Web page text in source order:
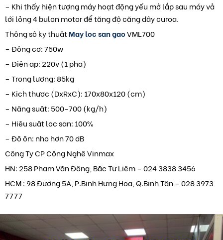
– Khi thấy hiện tượng máy hoạt động yếu mở lắp sau máy vả
lới lỏng 4 bulon motor để tăng độ căng dây curoa.
Thông sô ky thuâtMay loc san gaoVML700
– Đông cơ: 750w
– Điên ap: 220v (1 pha)
– Trong lương: 85kg
– Kich thươc (DxRxC): 170x80x120 (cm)
– Năng suât: 500-700 (kg/h)
– Hiêu suât loc san: 100%
– Đô ôn: nho hơn 70 dB
Công Ty CP Công Nghê Vinmax
HN: 258 Pham Văn Đông, Băc Tư Liêm – 024 3838 3456
HCM : 98 Đương 5A, P.Binh Hưng Hoa, Q.Binh Tân – 028 3973
7777